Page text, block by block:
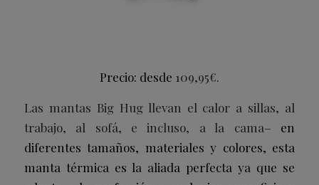
Precio: desde 109,95€.
Las mantas Big Hugllevan el calor a sillas, al
trabajo, al sofá, e incluso, a la cama– en
diferentes tamaños, materiales y colores, esta
manta térmica es la aliada perfecta ya que se